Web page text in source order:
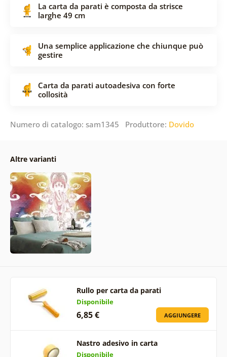
La carta da parati è composta da strisce
larghe 49 cm
Una semplice applicazione che chiunque può
gestire
Carta da parati autoadesiva con forte
collosità
Numero di catalogo: sam1345 Produttore: Dovido
Altre varianti
Rullo per carta da parati
Disponibile
6,85 € AGGIUNGERE
Nastro adesivo in carta
Disponibile